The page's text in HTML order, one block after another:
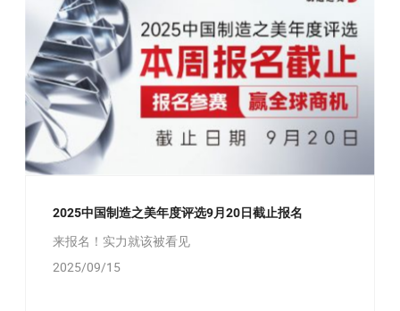
2025中国制造之美年度评选9月20日截止报名
来报名！实力就该被看见
2025/09/15